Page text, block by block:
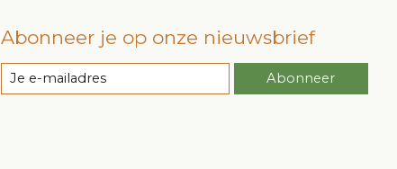
Abonneer je op onze nieuwsbrief
Abonneer